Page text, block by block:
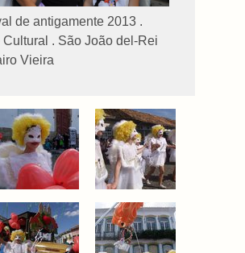
de antigamente 2013 .
Cultural . São João del-Rei
Vieira